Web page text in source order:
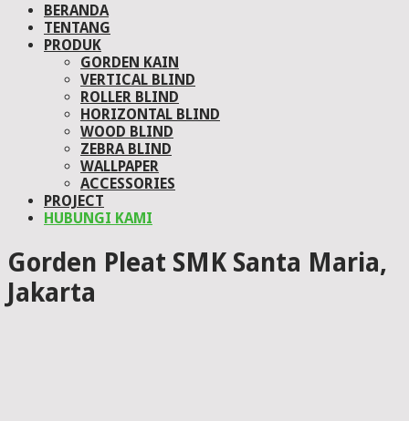
BERANDA
TENTANG
PRODUK
GORDEN KAIN
VERTICAL BLIND
ROLLER BLIND
HORIZONTAL BLIND
WOOD BLIND
ZEBRA BLIND
WALLPAPER
ACCESSORIES
PROJECT
HUBUNGI KAMI
Gorden Pleat SMK Santa Maria,
Jakarta